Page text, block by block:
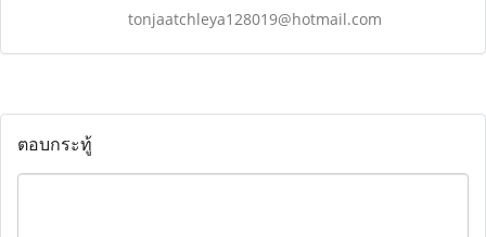
tonjaatchleya128019@hotmail.com
ตอบกระทู้